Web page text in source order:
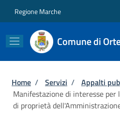
Regione Marche
Comune di
Briciole di pane
Home / Servizi / Appalti
Manifestazione di interesse
di proprietà